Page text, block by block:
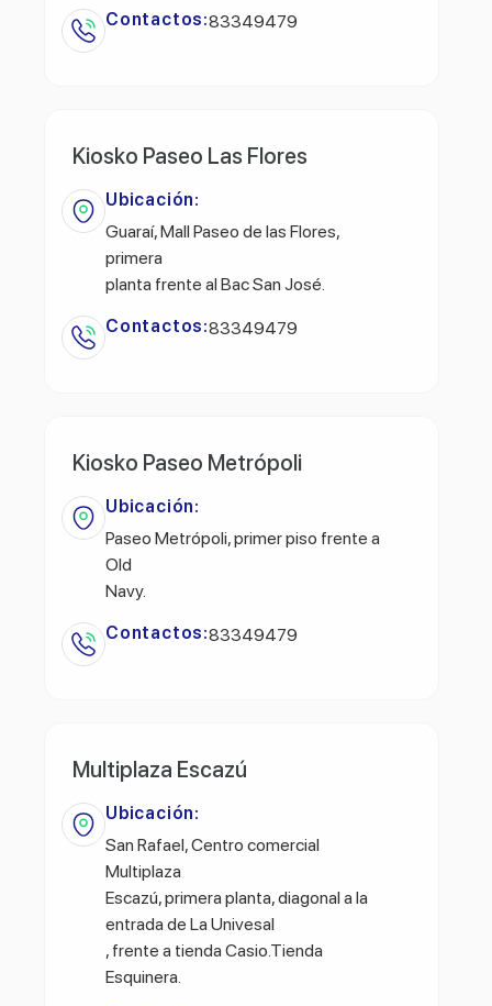
Contactos:83349479
Kiosko Paseo Las Flores
Ubicación:
Guaraí, Mall Paseo de las Flores,
primera
planta frente al Bac San José.
Contactos:83349479
Kiosko Paseo Metrópoli
Ubicación:
Paseo Metrópoli, primer piso frente a
Old
Navy.
Contactos:83349479
Multiplaza Escazú
Ubicación:
San Rafael, Centro comercial
Multiplaza
Escazú, primera planta, diagonal a la
entrada de La Univesal
, frente a tienda Casio.Tienda
Esquinera.